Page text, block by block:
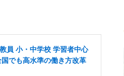
員 小・中学校 学習者中心
でも高水準の働き方改革